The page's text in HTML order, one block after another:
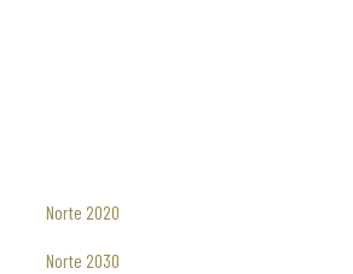
Norte 2020
Norte 2030